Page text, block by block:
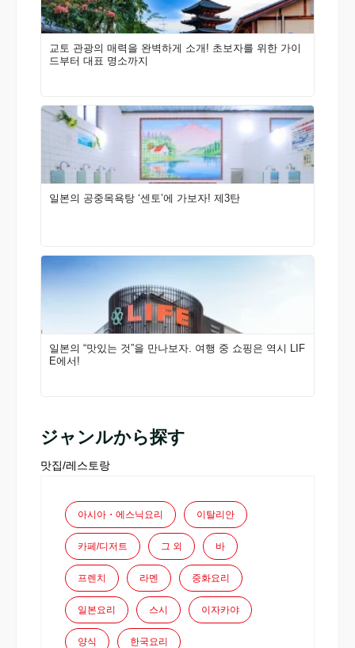
교토 관광의 매력을 완벽하게 소개! 초보자를 위한 가이
드부터 대표 명소까지
일본의 공중목욕탕 ‘센토’에 가보자! 제3탄
일본의 “맛있는 것”을 만나보자. 여행 중 쇼핑은 역시 LIF
E에서!
ジャンルから探す
맛집/레스토랑
아시아・에스닉요리 이탈리안
카페/디저트 그 외 바
프렌치 라멘 중화요리
일본요리 스시 이자카야
양식 한국요리